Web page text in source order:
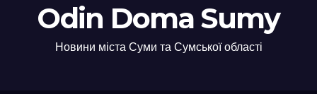
Odin Doma Sumy
Новини міста Суми та Сумської області